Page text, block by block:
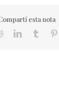
esta nota
RedditLinkedInTumblr